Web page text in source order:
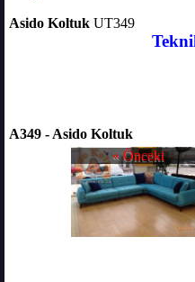
Asido Koltuk UT349
A349 - Asido Koltuk
« Önceki